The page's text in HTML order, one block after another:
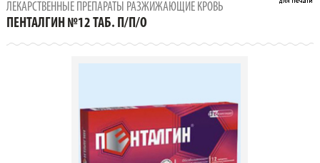
ПЕНТАЛГИН №12 ТАБ. П/П/О
ЛЕКАРСТВЕННЫЕ ПРЕПАРАТЫ РАЗЖИЖАЮЩИЕ КРОВЬ
ПЕНТАЛГИН №12 ТАБ. П/П/О